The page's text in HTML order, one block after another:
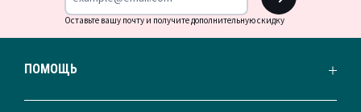
Оставьте вашу почту и получите дополнительную скидку
ПОМОЩЬ